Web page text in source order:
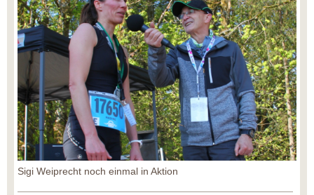
Sigi Weiprecht noch einmal in Aktion